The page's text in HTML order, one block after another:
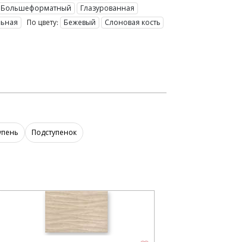
Большеформатный
Глазурованная
По цвету: Бежевый Слоновая кость
Подступенок